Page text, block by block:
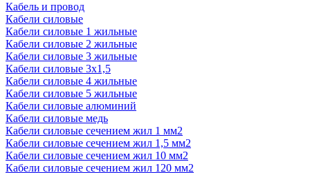
Кабель и провод
Кабели силовые
Кабели силовые 1 жильные
Кабели силовые 2 жильные
Кабели силовые 3 жильные
Кабели силовые 3х1,5
Кабели силовые 4 жильные
Кабели силовые 5 жильные
Кабели силовые алюминий
Кабели силовые медь
Кабели силовые сечением жил 1 мм2
Кабели силовые сечением жил 1,5 мм2
Кабели силовые сечением жил 10 мм2
Кабели силовые сечением жил 120 мм2